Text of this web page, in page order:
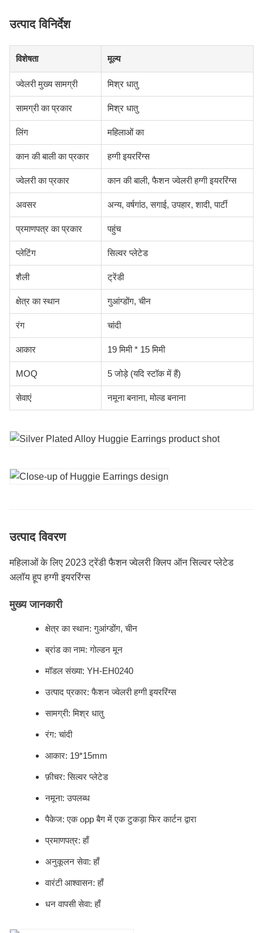
उत्पाद विनिर्देश
विशेषता मूल्य
ज्वेलरी मुख्य सामग्री मिश्र धातु
सामग्री का प्रकार मिश्र धातु
लिंग महिलाओं का
कान की बाली का प्रकार हग्गी इयररिंग्स
ज्वेलरी का प्रकार कान की बाली, फैशन ज्वेलरी हग्गी इयररिंग्स
अवसर अन्य, वर्षगांठ, सगाई, उपहार, शादी, पार्टी
प्रमाणपत्र का प्रकार पहुंच
प्लेटिंग सिल्वर प्लेटेड
शैली ट्रेंडी
क्षेत्र का स्थान गुआंग्डोंग, चीन
रंग चांदी
आकार 19 मिमी * 15 मिमी
MOQ 5 जोड़े (यदि स्टॉक में हैं)
सेवाएं नमूना बनाना, मोल्ड बनाना
उत्पाद विवरण
महिलाओं के लिए 2023 ट्रेंडी फैशन ज्वेलरी क्लिप ऑन सिल्वर प्लेटेड
अलॉय हूप हग्गी इयररिंग्स
मुख्य जानकारी
क्षेत्र का स्थान: गुआंग्डोंग, चीन
ब्रांड का नाम: गोल्डन मून
मॉडल संख्या: YH-EH0240
उत्पाद प्रकार: फैशन ज्वेलरी हग्गी इयररिंग्स
सामग्री: मिश्र धातु
रंग: चांदी
आकार: 19*15mm
फ़ीचर: सिल्वर प्लेटेड
नमूना: उपलब्ध
पैकेज: एक opp बैग में एक टुकड़ा फिर कार्टन द्वारा
प्रमाणपत्र: हाँ
अनुकूलन सेवा: हाँ
वारंटी आश्वासन: हाँ
धन वापसी सेवा: हाँ